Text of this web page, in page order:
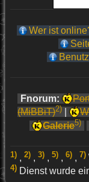
Wer ist
Fnorum:
(MiBBiT)2) |
Galerie5)
1) , 2) , 3) , 5) , 6) , 7)
4) Dienst wurde